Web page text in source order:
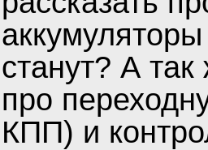
станут? А
про
КПП) и